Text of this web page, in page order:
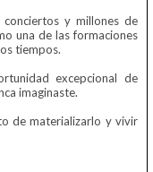
y millones de
una de las formaciones
tiempos.
excepcional de
imaginaste.
de materializarlo y vivir